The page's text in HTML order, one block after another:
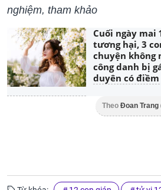
nghiệm, tham khảo
Cuối ngày mai
tương hại, 3
chuyện không
công danh bị
duyên có
Theo Đoan Trang